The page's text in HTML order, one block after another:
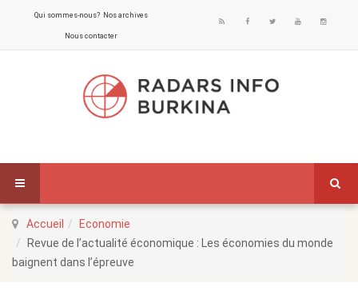
Qui sommes-nous? Nos archives
Nous contacter
Accueil
Economie
Revue de l’actualité économique : Les économies du monde
baignent dans l’épreuve